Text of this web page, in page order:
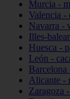
Murcia -
Valencia -
Navarra -
Illes-
Huesca -
León -
Barcelona
Alicante -
Zaragoza